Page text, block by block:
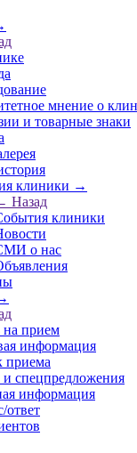
мнение о
и товарные знаки
клиники →
Назад
клиники
о нас
на прием
информация
приема
спецпредложения
информация
ответ